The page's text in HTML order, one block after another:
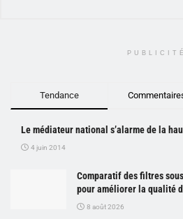
PUBLICITÉ
Tendance
Le médiateur national s’alarme de la
4 juin 2014
Comparatif des filtres
pour améliorer la qualité
8 août 2026